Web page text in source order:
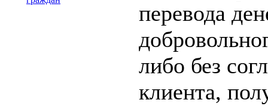
перевода
либо без
клиента,